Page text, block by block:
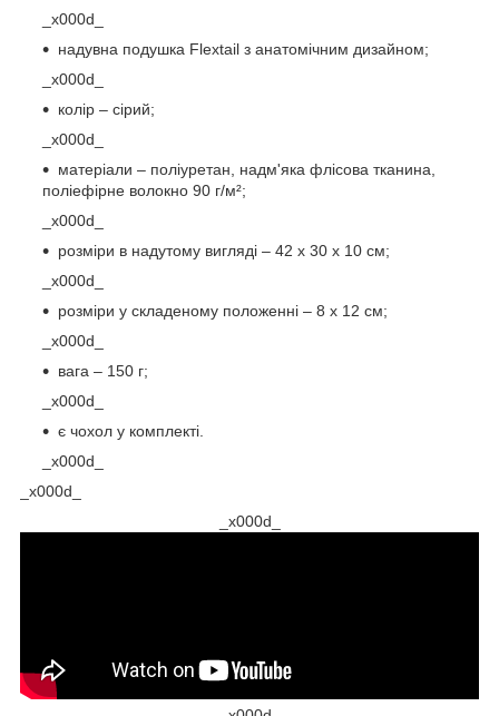
_x000d_
надувна подушка Flextail з анатомічним дизайном;
_x000d_
колір – сірий;
_x000d_
матеріали – поліуретан, надм'яка флісова тканина,
поліефірне волокно 90 г/м²;
_x000d_
розміри в надутому вигляді – 42 х 30 х 10 см;
_x000d_
розміри у складеному положенні – 8 х 12 см;
_x000d_
вага – 150 г;
_x000d_
є чохол у комплекті.
_x000d_
_x000d_
_x000d_